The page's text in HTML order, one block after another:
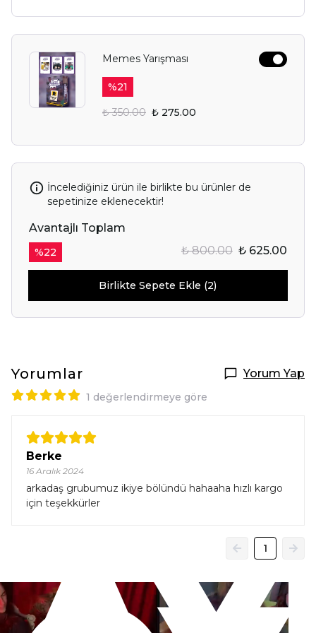
Memes Yarışması
%21
₺ 350.00 ₺ 275.00
İncelediğiniz ürün ile birlikte bu ürünler de
sepetinize eklenecektir!
Avantajlı Toplam
%22 ₺ 800.00 ₺ 625.00
Birlikte Sepete Ekle (2)
Yorumlar Yorum Yap
1 değerlendirmeye göre
Berke
16 Aralık 2024
arkadaş grubumuz ikiye bölündü hahaaha hızlı kargo
için teşekkürler
1